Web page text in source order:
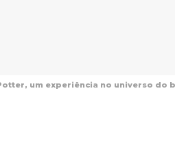
um experiência no universo